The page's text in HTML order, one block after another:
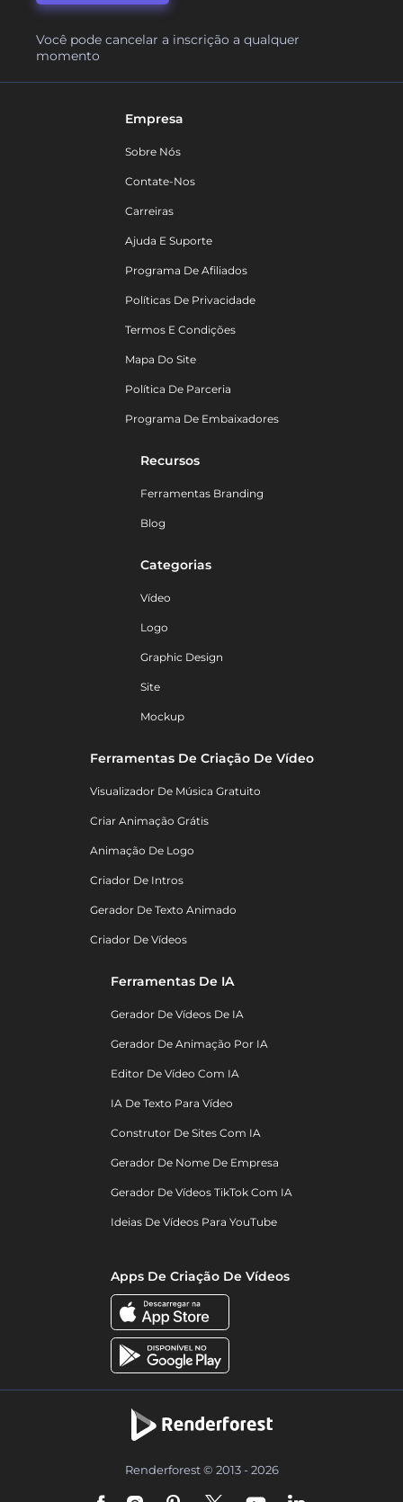
Você pode cancelar a inscrição a qualquer
momento
Empresa
Sobre Nós
Contate-Nos
Carreiras
Ajuda E Suporte
Programa De Afiliados
Políticas De Privacidade
Termos E Condições
Mapa Do Site
Política De Parceria
Programa De Embaixadores
Recursos
Ferramentas Branding
Blog
Categorias
Vídeo
Logo
Graphic Design
Site
Mockup
Ferramentas De Criação De Vídeo
Visualizador De Música Gratuito
Criar Animação Grátis
Animação De Logo
Criador De Intros
Gerador De Texto Animado
Criador De Vídeos
Ferramentas De IA
Gerador De Vídeos De IA
Gerador De Animação Por IA
Editor De Vídeo Com IA
IA De Texto Para Vídeo
Construtor De Sites Com IA
Gerador De Nome De Empresa
Gerador De Vídeos TikTok Com IA
Ideias De Vídeos Para YouTube
Apps De Criação De Vídeos
Renderforest © 2013 - 2026